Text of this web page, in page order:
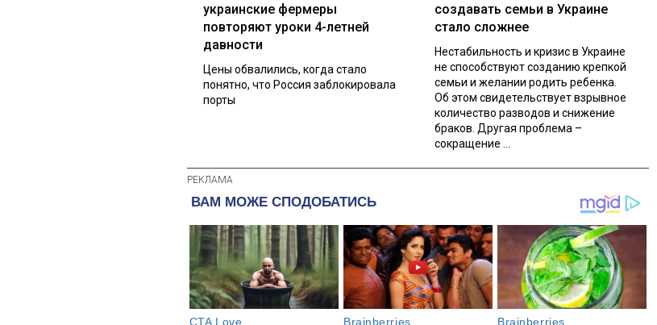
украинские фермеры
повторяют уроки 4-летней
давности
Цены обвалились, когда стало
понятно, что Россия заблокировала
порты
создавать семьи в Украине
стало сложнее
Нестабильность и кризис в Украине
не способствуют созданию крепкой
семьи и желании родить ребенка.
Об этом свидетельствует взрывное
количество разводов и снижение
браков. Другая проблема –
сокращение ...